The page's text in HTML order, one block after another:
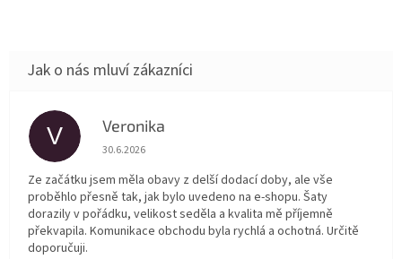
V Veronika
Hodnocení obchodu je 5 z 5 hvězdiček.
30.6.2026
Ze začátku jsem měla obavy z delší dodací doby, ale vše
proběhlo přesně tak, jak bylo uvedeno na e-shopu. Šaty
dorazily v pořádku, velikost seděla a kvalita mě příjemně
překvapila. Komunikace obchodu byla rychlá a ochotná. Určitě
doporučuji.